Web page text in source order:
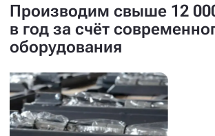
Производим свыше 12
в год за счёт
оборудования